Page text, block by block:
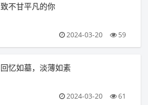
致不甘平凡的你
2024-03-20 59
回忆如墓，淡薄如素
2024-03-20 61